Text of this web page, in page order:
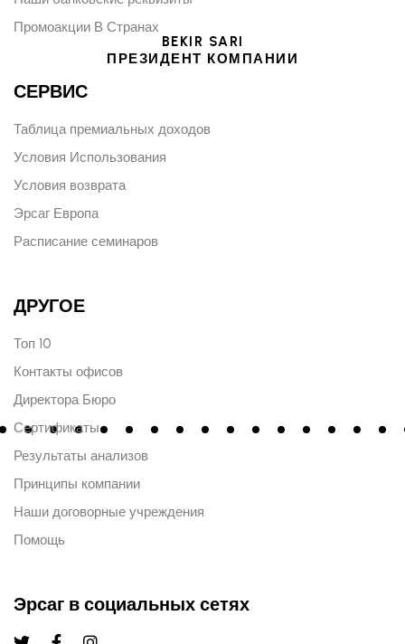
BEKIR SARI
ПРЕЗИДЕНТ КОМПАНИИ
Промоакции В Странах
СЕРВИС
Таблица премиальных доходов
Условия Использования
Условия возврата
Эрсаг Европа
Расписание семинаров
ДРУГОЕ
Топ 10
Контакты офисов
Директора Бюро
Сертификаты
Результаты анализов
Принципы компании
Наши договорные учреждения
Помощь
Эрсаг в социальных сетях